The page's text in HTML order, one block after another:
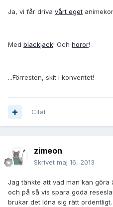
Ja, vi får driva vårt eget
Med blackjack! Och horor!
...Förresten, skit i konventet!
Citat
zimeon
Skrivet maj 16, 2013
Jag tänkte att vad man kan göra
och på så vis spara goda
brukar det löna sig rätt ordentligt.